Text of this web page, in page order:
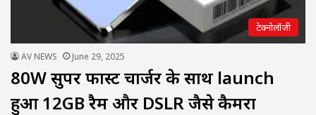
टेक्नोलॉजी
AV NEWS June 29, 2025
80W सुपर फास्ट चार्जर के साथ launch
हुआ 12GB रैम और DSLR जैसे कैमरा